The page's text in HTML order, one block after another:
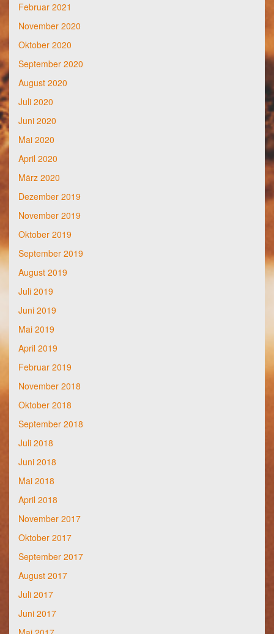
Februar 2021
November 2020
Oktober 2020
September 2020
August 2020
Juli 2020
Juni 2020
Mai 2020
April 2020
März 2020
Dezember 2019
November 2019
Oktober 2019
September 2019
August 2019
Juli 2019
Juni 2019
Mai 2019
April 2019
Februar 2019
November 2018
Oktober 2018
September 2018
Juli 2018
Juni 2018
Mai 2018
April 2018
November 2017
Oktober 2017
September 2017
August 2017
Juli 2017
Juni 2017